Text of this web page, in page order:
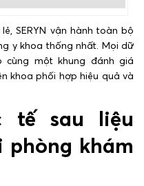
SERYN vận hành toàn bộ
y khoa thống nhất. Mọi dữ
một khung đánh giá
khoa phối hợp hiệu quả và
tế sau liệu
khám